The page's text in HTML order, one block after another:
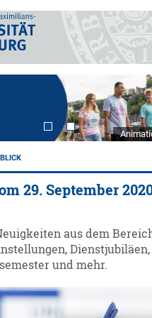
29. September
aus dem
Dienstjubiläen,
und mehr.